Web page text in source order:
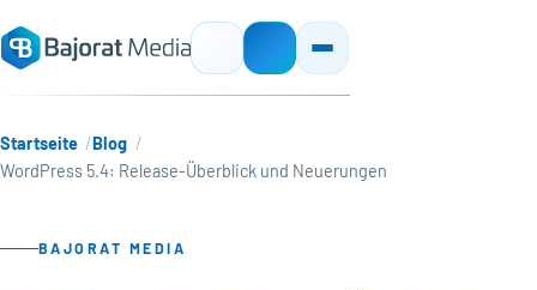
Startseite
Blog
WordPress 5.4: Release-Überblick und Neuerungen
BAJORAT MEDIA